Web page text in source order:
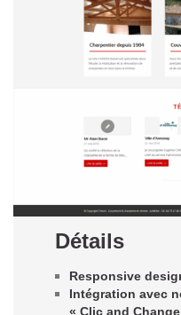
Détails
Responsive
Intégration avec
« Clic and